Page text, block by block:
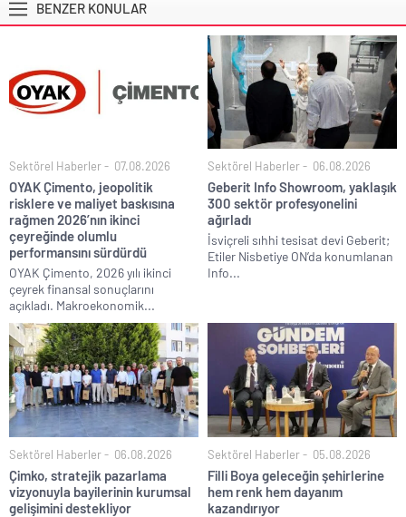
BENZER KONULAR
Sektörel Haberler 07.08.2026
OYAK Çimento, jeopolitik
risklere ve maliyet baskısına
rağmen 2026’nın ikinci
çeyreğinde olumlu
performansını sürdürdü
OYAK Çimento, 2026 yılı ikinci
çeyrek finansal sonuçlarını
açıkladı. Makroekonomik...
Sektörel Haberler 06.08.2026
Geberit Info Showroom, yaklaşık
300 sektör profesyonelini
ağırladı
İsviçreli sıhhi tesisat devi Geberit;
Etiler Nisbetiye ON’da konumlanan
Info...
Sektörel Haberler 06.08.2026
Çimko, stratejik pazarlama
vizyonuyla bayilerinin kurumsal
gelişimini destekliyor
Sektörel Haberler 05.08.2026
Filli Boya geleceğin şehirlerine
hem renk hem dayanım
kazandırıyor